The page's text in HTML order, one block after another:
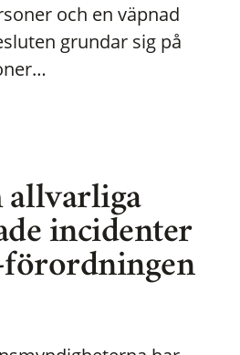
och en väpnad
grundar sig på
allvarliga
incidenter